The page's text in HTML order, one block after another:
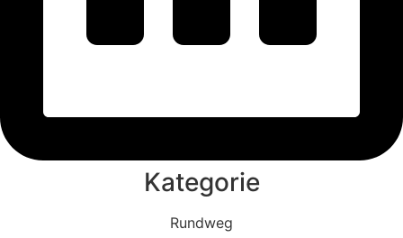
Kategorie
Rundweg